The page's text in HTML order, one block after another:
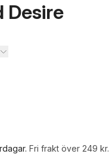
Desire
. Fri frakt över 249 kr.